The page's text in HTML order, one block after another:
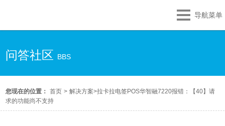
导航菜单
问答社区 BBS
您现在的位置： 首页 > 解决方案>拉卡拉电签POS华智融7220报错：【40】请
求的功能尚不支持